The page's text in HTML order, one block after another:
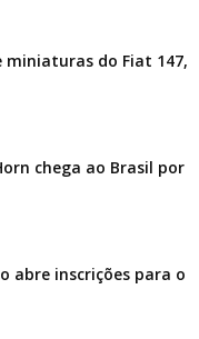
miniaturas do Fiat 147,
chega ao Brasil por
abre inscrições para o